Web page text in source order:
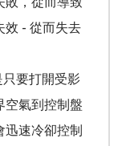
效 - 從而失去
要打開受影
空氣到控制盤
迅速冷卻控制